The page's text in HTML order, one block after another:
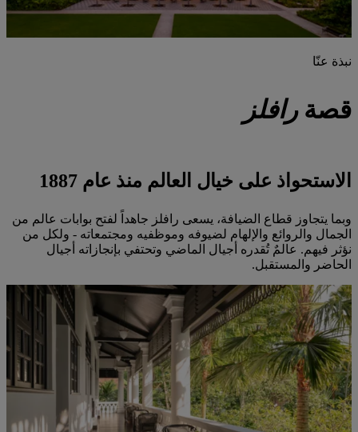
نبذة عنّا
قصةرافلز
الاستحواذ على خيال العالم منذ عام 1887
وبما يتجاوز قطاع الضيافة، يسعى رافلز جاهداً لفتح بوابات عالم من
الجمال والروائع والإلهام لضيوفه وموظفيه ومجتمعاته - ولكل من
نؤثر فيهم. عالمٌ تُقدره أجيال الماضي وتحتفي بإنجازاته أجيال
الحاضر والمستقبل.